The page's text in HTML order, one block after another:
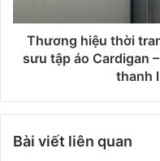
Thương hiệu thời
sưu tập áo Cardigan
thanh
Bài viết liên quan